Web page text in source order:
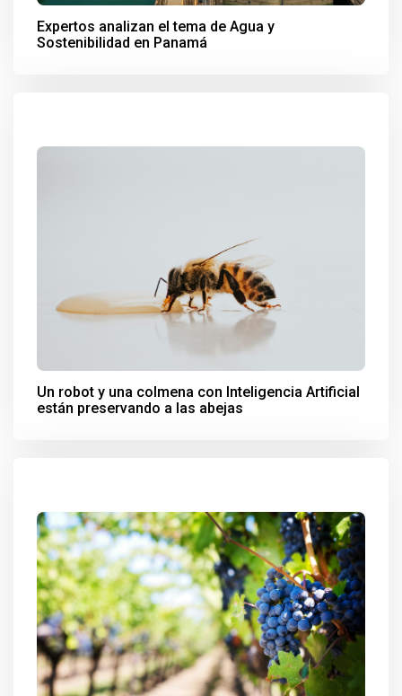
Expertos analizan el tema de Agua y
Sostenibilidad en Panamá
Un robot y una colmena con Inteligencia Artificial
están preservando a las abejas